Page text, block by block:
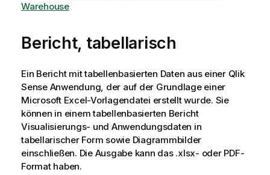
Warehouse
Bericht, tabellarisch
Ein Bericht mit tabellenbasierten Daten aus einer Qlik
SenseAnwendung, der auf der Grundlage einer
Microsoft Excel-Vorlagendatei erstellt wurde. Sie
können in einem tabellenbasierten Bericht
Visualisierungs- und Anwendungsdaten in
tabellarischer Form sowie Diagrammbilder
einschließen. Die Ausgabe kann das .xlsx- oder PDF-
Format haben.